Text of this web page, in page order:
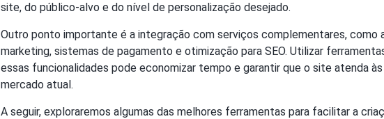
site, do público-alvo e do nível de personalização desejado.
Outro ponto importante é a integração com serviços complementares, como
marketing, sistemas de pagamento e otimização para SEO. Utilizar
essas funcionalidades pode economizar tempo e garantir que o site atenda
mercado atual.
A seguir, exploraremos algumas das melhores ferramentas para facilitar a